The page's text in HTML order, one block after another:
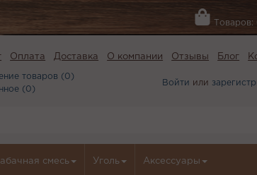
Оплата Доставка О компании Отзывы Блог
товаров (0)
(0)
Войти или
смесь Уголь Аксессуары